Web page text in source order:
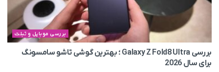
بررسی موبایل و تبلت
بررسی Galaxy Z Fold8 Ultra ؛ بهترین گوشی تاشو سامسونگ
برای سال 2026